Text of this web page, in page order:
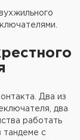
Два из
два
работать
тандеме с